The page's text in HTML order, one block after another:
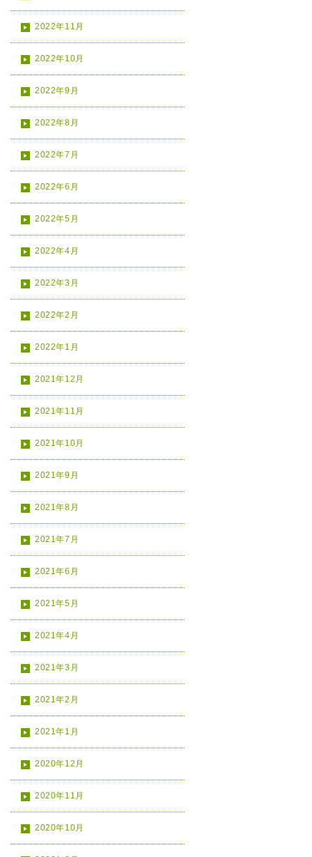
2022年11月
2022年10月
2022年9月
2022年8月
2022年7月
2022年6月
2022年5月
2022年4月
2022年3月
2022年2月
2022年1月
2021年12月
2021年11月
2021年10月
2021年9月
2021年8月
2021年7月
2021年6月
2021年5月
2021年4月
2021年3月
2021年2月
2021年1月
2020年12月
2020年11月
2020年10月